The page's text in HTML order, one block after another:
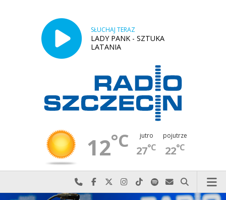
SŁUCHAJ TERAZ
LADY PANK - SZTUKA
LATANIA
12°C jutro
27°C
pojutrze
22°C
Najlepiej po prostu do nas zadzwoń
Odwiedź nas na Facebook-u
Odwiedź nas na X
Odwiedź nas na Instagram-ie
Odwiedź nas na TikTok-u
Szukaj nas na Spotify
Wyślij do nas
Szukaj